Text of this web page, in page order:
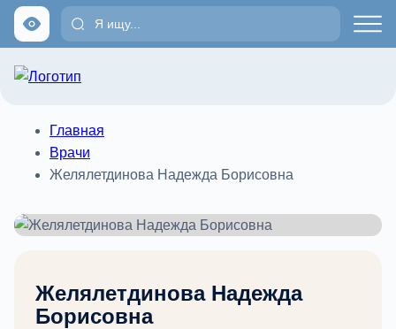
Главная
Врачи
Желялетдинова Надежда Борисовна
Желялетдинова Надежда
Борисовна